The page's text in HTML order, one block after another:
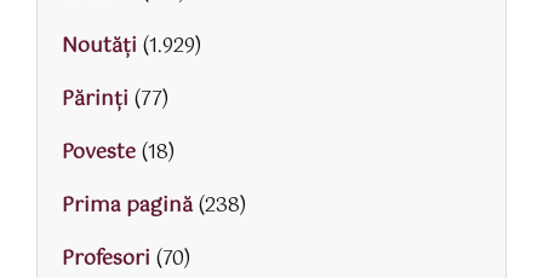
Noutăți (1.929)
Părinţi (77)
Poveste(18)
Prima pagină(238)
Profesori (70)